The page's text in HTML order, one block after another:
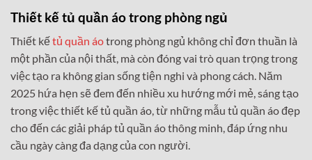
Thiết kế tủ quần áo trong phòng ngủ
Thiết kếtủ quần áotrong phòng ngủ không chỉ đơn thuần là
một phần của nội thất, mà còn đóng vai trò quan trọng trong
việc tạo ra không gian sống tiện nghi và phong cách. Năm
2025 hứa hẹn sẽ đem đến nhiều xu hướng mới mẻ, sáng tạo
trong việc thiết kế tủ quần áo, từ những mẫu tủ quần áo đẹp
cho đến các giải pháp tủ quần áo thông minh, đáp ứng nhu
cầu ngày càng đa dạng của con người.